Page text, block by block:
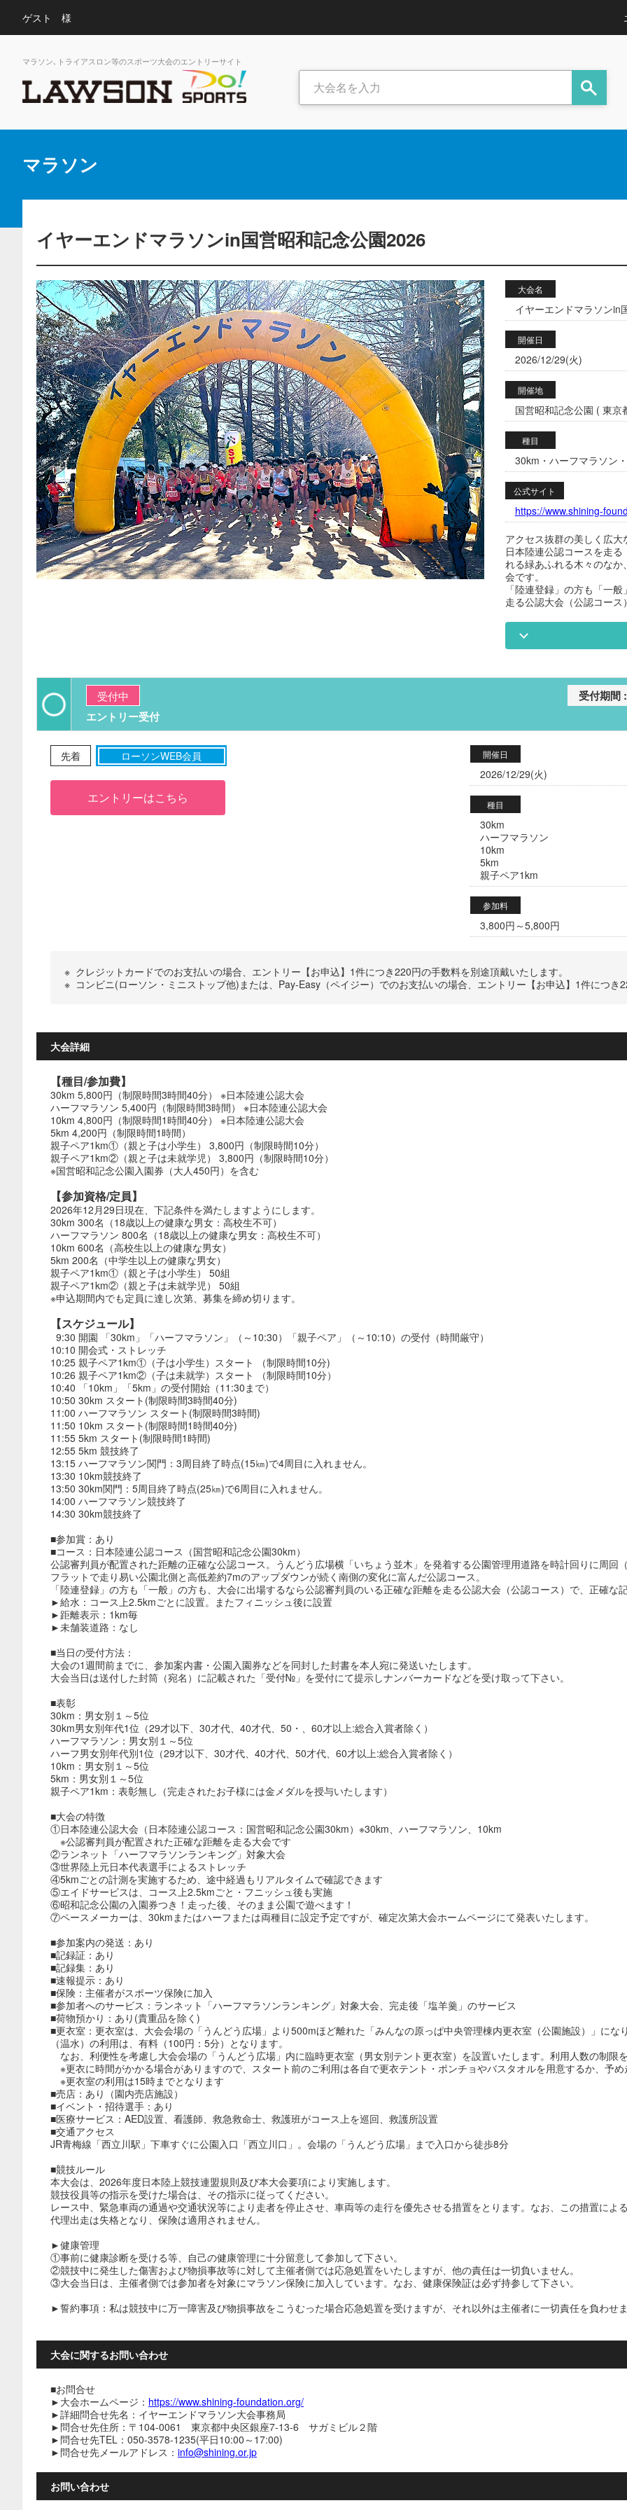
ゲスト 様
マラソン､トライアスロン等のスポーツ大会のエントリーサイト
マラソン
イヤーエンドマラソンin国営昭和記念公園2026
大会名
イヤーエンドマラソンin
開催日
2026/12/29(火)
開催地
国営昭和記念公園 ( 東京
種目
30km・ハーフマラソン
公式サイト
https://www.shining-
アクセス抜群の美しく広大
日本陸連公認コースを走
れる緑あふれる木々のな
会です。
「陸連登録」の方も「一
走る公認大会（公認コース
受付中
エントリー受付
先着 ローソンWEB会員
エントリーはこちら
開催日
2026/12/29(火)
種目
30km
ハーフマラソン
10km
5km
親子ペア1km
参加料
3,800円～5,800円
※ クレジットカードでのお支払いの場合、エントリー【お申込】1件につき220円の手数料を別途頂戴いたします。
※ コンビニ(ローソン・ミニストップ他)または、Pay-Easy（ペイジー）でのお支払いの場合、エントリー【お申込】1件につき
大会詳細
【種目/参加費】
30km 5,800円（制限時間3時間40分） ※日本陸連公認大会
ハーフマラソン 5,400円（制限時間3時間） ※日本陸連公認大会
10km 4,800円（制限時間1時間40分） ※日本陸連公認大会
5km 4,200円（制限時間1時間）
親子ペア1km①（親と子は小学生） 3,800円（制限時間10分）
親子ペア1km②（親と子は未就学児） 3,800円（制限時間10分）
※国営昭和記念公園入園券（大人450円）を含む
【参加資格/定員】
2026年12月29日現在、下記条件を満たしますようにします。
30km 300名（18歳以上の健康な男女：高校生不可）
ハーフマラソン 800名（18歳以上の健康な男女：高校生不可）
10km 600名（高校生以上の健康な男女）
5km 200名（中学生以上の健康な男女）
親子ペア1km①（親と子は小学生） 50組
親子ペア1km②（親と子は未就学児） 50組
※申込期間内でも定員に達し次第、募集を締め切ります。
【スケジュール】
9:30 開園 「30km」「ハーフマラソン」（～10:30）「親子ペア」（～10:10）の受付（時間厳守）
10:10 開会式・ストレッチ
10:25 親子ペア1km①（子は小学生）スタート （制限時間10分)
10:26 親子ペア1km②（子は未就学）スタート （制限時間10分）
10:40 「10km」「5km」の受付開始（11:30まで）
10:50 30km スタート(制限時間3時間40分)
11:00 ハーフマラソン スタート(制限時間3時間)
11:50 10km スタート(制限時間1時間40分)
11:55 5km スタート(制限時間1時間)
12:55 5km 競技終了
13:15 ハーフマラソン関門：3周目終了時点(15㎞)で4周目に入れません。
13:30 10km競技終了
13:50 30km関門：5周目終了時点(25㎞)で6周目に入れません。
14:00 ハーフマラソン競技終了
14:30 30km競技終了
■参加賞：あり
■コース：日本陸連公認コース（国営昭和記念公園30km）
公認審判員が配置された距離の正確な公認コース。うんどう広場横「いちょう並木」を発着する公園管理用道路を時計回りに周回
フラットで走り易い公園北側と高低差約7mのアップダウンが続く南側の変化に富んだ公認コース。
「陸連登録」の方も「一般」の方も、大会に出場するなら公認審判員のいる正確な距離を走る公認大会（公認コース）で、正確な
►給水：コース上2.5kmごとに設置。またフィニッシュ後に設置
►距離表示：1km毎
►未舗装道路：なし
■当日の受付方法：
大会の1週間前までに、参加案内書・公園入園券などを同封した封書を本人宛に発送いたします。
大会当日は送付した封筒（宛名）に記載された「受付№」を受付にて提示しナンバーカードなどを受け取って下さい。
■表彰
30km：男女別１～5位
30km男女別年代1位（29才以下、30才代、40才代、50・、60才以上:総合入賞者除く）
ハーフマラソン：男女別１～5位
ハーフ男女別年代別1位（29才以下、30才代、40才代、50才代、60才以上:総合入賞者除く）
10km：男女別１～5位
5km：男女別１～5位
親子ペア1km：表彰無し（完走されたお子様には金メダルを授与いたします）
■大会の特徴
①日本陸連公認大会（日本陸連公認コース：国営昭和記念公園30km）※30km、ハーフマラソン、10km
※公認審判員が配置された正確な距離を走る大会です
②ランネット「ハーフマラソンランキング」対象大会
③世界陸上元日本代表選手によるストレッチ
④5kmごとの計測を実施するため、途中経過もリアルタイムで確認できます
⑤エイドサービスは、コース上2.5kmごと・フニッシュ後も実施
⑥昭和記念公園の入園券つき！走った後、そのまま公園で遊べます！
⑦ペースメーカーは、30kmまたはハーフまたは両種目に設定予定ですが、確定次第大会ホームページにて発表いたします。
■参加案内の発送：あり
■記録証：あり
■記録集：あり
■速報提示：あり
■保険：主催者がスポーツ保険に加入
■参加者へのサービス：ランネット「ハーフマラソンランキング」対象大会、完走後「塩羊羹」のサービス
■荷物預かり：あり(貴重品を除く)
■更衣室：更衣室は、大会会場の「うんどう広場」より500mほど離れた「みんなの原っぱ中央管理棟内更衣室（公園施設）」に
（温水）の利用は、有料（100円：5分）となります。
なお、利便性を考慮し大会会場の「うんどう広場」内に臨時更衣室（男女別テント更衣室）を設置いたします。利用人数の制限
※更衣に時間がかかる場合がありますので、スタート前のご利用は各自で更衣テント・ポンチョやバスタオルを用意するか、予め
※更衣室の利用は15時までとなります
■売店：あり（園内売店施設）
■イベント・招待選手：あり
■医療サービス：AED設置、看護師、救急救命士、救護班がコース上を巡回、救護所設置
■交通アクセス
JR青梅線「西立川駅」下車すぐに公園入口「西立川口」。会場の「うんどう広場」まで入口から徒歩8分
■競技ルール
本大会は、2026年度日本陸上競技連盟規則及び本大会要項により実施します。
競技役員等の指示を受けた場合は、その指示に従ってください。
レース中、緊急車両の通過や交通状況等により走者を停止させ、車両等の走行を優先させる措置をとります。なお、この措置によ
代理出走は失格となり、保険は適用されません。
►健康管理
①事前に健康診断を受ける等、自己の健康管理に十分留意して参加して下さい。
②競技中に発生した傷害および物損事故等に対して主催者側では応急処置をいたしますが、他の責任は一切負いません。
③大会当日は、主催者側では参加者を対象にマラソン保険に加入しています。なお、健康保険証は必ず持参して下さい。
►誓約事項：私は競技中に万一障害及び物損事故をこうむった場合応急処置を受けますが、それ以外は主催者に一切責任を負わせ
大会に関するお問い合わせ
■お問合せ
►大会ホームページ： https://www.shining-foundation.org/
►詳細問合せ先名：イヤーエンドマラソン大会事務局
►問合せ先住所：〒104-0061 東京都中央区銀座7-13-6 サガミビル２階
►問合せ先TEL：050-3578-1235(平日10:00～17:00)
►問合せ先メールアドレス： info@shining.or.jp
お問い合わせ